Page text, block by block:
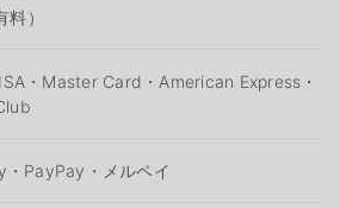
）
・Master Card・American Express・
・PayPay・メルペイ